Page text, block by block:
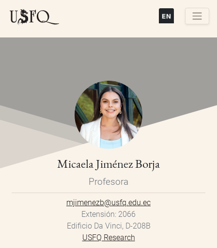
Micaela Jiménez Borja
Profesora
mjimenezb@usfq.edu.ec
Extensión 2066
Edificio Da Vinci, D-208B
USFQ Research